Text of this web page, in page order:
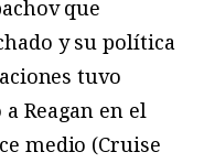
que
y su política
tuvo
Reagan en el
medio (Cruise